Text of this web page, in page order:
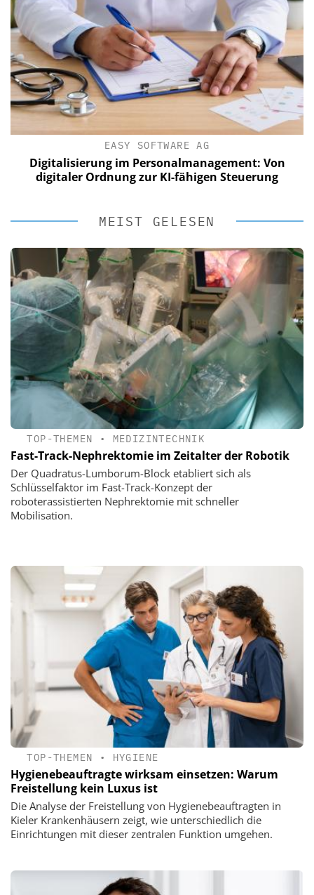
EASY SOFTWARE AG
Digitalisierung im Personalmanagement: Von
digitaler Ordnung zur KI-fähigen Steuerung
MEIST GELESEN
TOP-THEMEN • MEDIZINTECHNIK
Fast-Track-Nephrektomie im Zeitalter der Robotik
Der Quadratus-Lumborum-Block etabliert sich als
Schlüsselfaktor im Fast-Track-Konzept der
roboterassistierten Nephrektomie mit schneller
Mobilisation.
TOP-THEMEN • HYGIENE
Hygienebeauftragte wirksam einsetzen: Warum
Freistellung kein Luxus ist
Die Analyse der Freistellung von Hygienebeauftragten in
Kieler Krankenhäusern zeigt, wie unterschiedlich die
Einrichtungen mit dieser zentralen Funktion umgehen.